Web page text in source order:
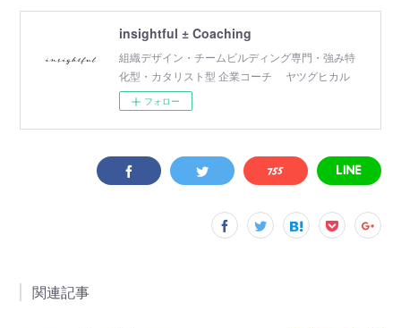
insightful ± Coaching
組織デザイン・チームビルディング専門・強み特
化型・カタリスト型 企業コーチ ヤツグヒカル
フォロー
関連記事